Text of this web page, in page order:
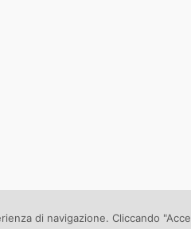
di navigazione. Cliccando